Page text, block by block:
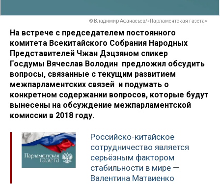
© Владимир Афанасьев/«Парламентская газета»
На встрече с председателем постоянного
комитета Всекитайского Собрания Народных
Представителей Чжан Дэцзяном спикер
Госдумы Вячеслав Володин предложил обсудить
вопросы, связанные с текущим развитием
межпарламентских связей и подумать о
конкретном содержании вопросов, которые будут
вынесены на обсуждение межпарламентской
комиссии в 2018 году.
Российско-китайское
сотрудничество является
серьёзным фактором
стабильности в мире —
Валентина Матвиенко